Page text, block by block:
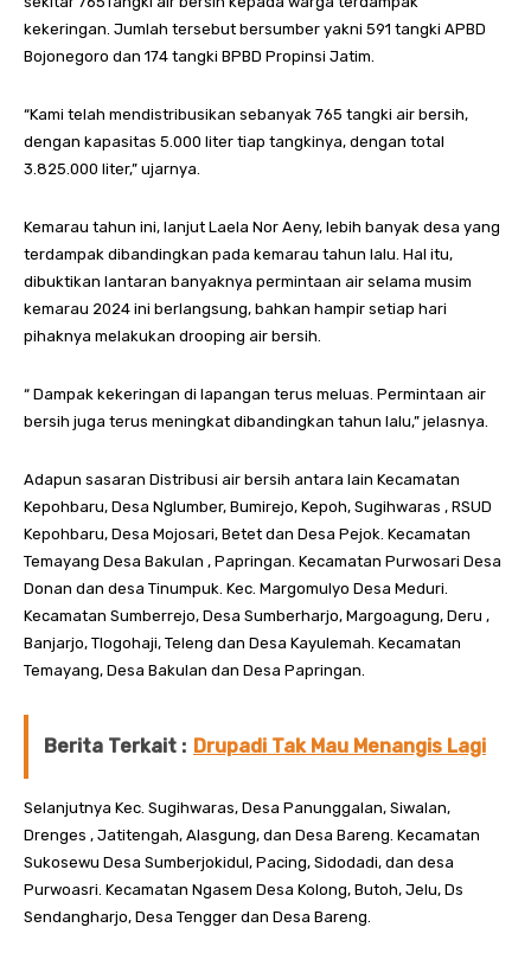
kekeringan. Jumlah tersebut bersumber yakni 591 tangki APBD
Bojonegoro dan 174 tangki BPBD Propinsi Jatim.
“Kami telah mendistribusikan sebanyak 765 tangki air bersih,
dengan kapasitas 5.000 liter tiap tangkinya, dengan total
3.825.000 liter,” ujarnya.
Kemarau tahun ini, lanjut Laela Nor Aeny, lebih banyak desa yang
terdampak dibandingkan pada kemarau tahun lalu. Hal itu,
dibuktikan lantaran banyaknya permintaan air selama musim
kemarau 2024 ini berlangsung, bahkan hampir setiap hari
pihaknya melakukan drooping air bersih.
“ Dampak kekeringan di lapangan terus meluas. Permintaan air
bersih juga terus meningkat dibandingkan tahun lalu,” jelasnya.
Adapun sasaran Distribusi air bersih antara lain Kecamatan
Kepohbaru, Desa Nglumber, Bumirejo, Kepoh, Sugihwaras , RSUD
Kepohbaru, Desa Mojosari, Betet dan Desa Pejok. Kecamatan
Temayang Desa Bakulan , Papringan. Kecamatan Purwosari Desa
Donan dan desa Tinumpuk. Kec. Margomulyo Desa Meduri.
Kecamatan Sumberrejo, Desa Sumberharjo, Margoagung, Deru ,
Banjarjo, Tlogohaji, Teleng dan Desa Kayulemah. Kecamatan
Temayang, Desa Bakulan dan Desa Papringan.
Berita Terkait : Drupadi Tak Mau Menangis Lagi
Selanjutnya Kec. Sugihwaras, Desa Panunggalan, Siwalan,
Drenges , Jatitengah, Alasgung, dan Desa Bareng. Kecamatan
Sukosewu Desa Sumberjokidul, Pacing, Sidodadi, dan desa
Purwoasri. Kecamatan Ngasem Desa Kolong, Butoh, Jelu, Ds
Sendangharjo, Desa Tengger dan Desa Bareng.